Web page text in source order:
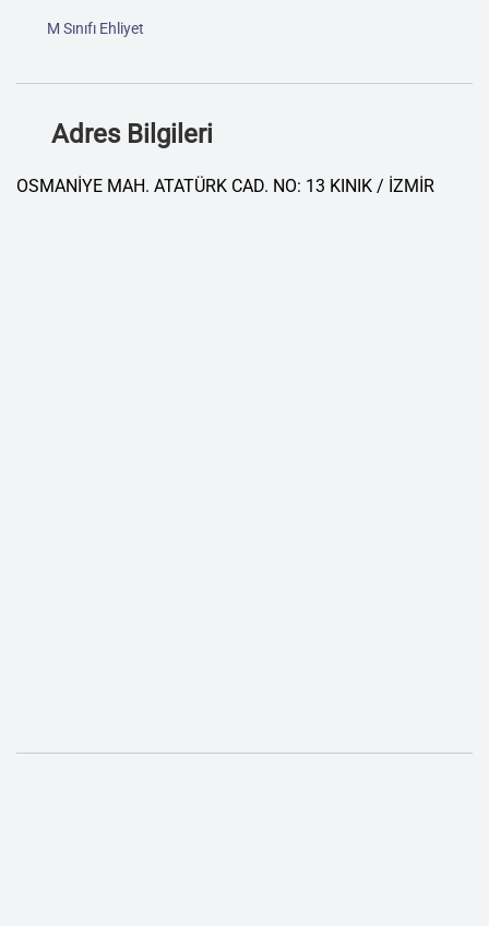
M Sınıfı Ehliyet
Adres Bilgileri
OSMANİYE MAH. ATATÜRK CAD. NO: 13 KINIK / İZMİR